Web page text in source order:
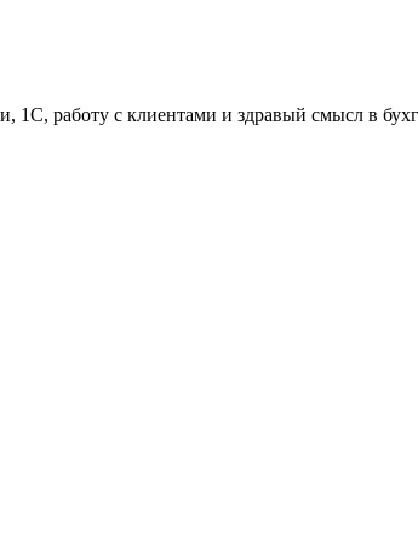
работу с клиентами и здравый смысл в